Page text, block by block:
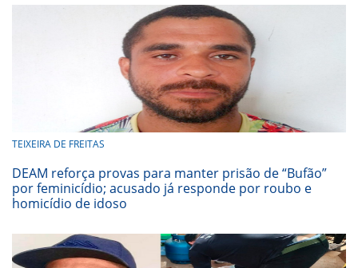
TEIXEIRA DE FREITAS
DEAM reforça provas para manter prisão de “Bufão”
por feminicídio; acusado já responde por roubo e
homicídio de idoso